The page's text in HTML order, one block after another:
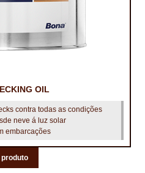
OIL
contra todas as condições
neve á luz solar
embarcações
produto